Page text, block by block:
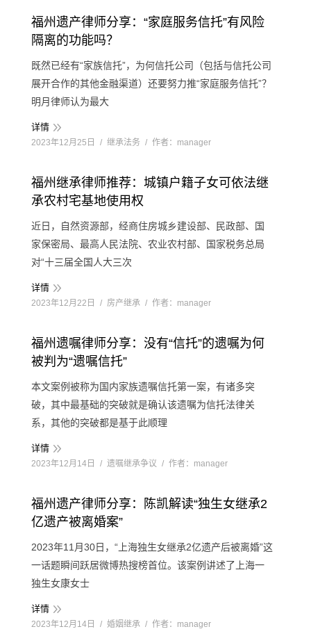
福州遗产律师分享：“家庭服务信托”有风险
隔离的功能吗？
既然已经有“家族信托”，为何信托公司（包括与信托公司
展开合作的其他金融渠道）还要努力推“家庭服务信托”？
明月律师认为最大
详情
2023年12月25日 继承法务 作者： manager
福州继承律师推荐：城镇户籍子女可依法继
承农村宅基地使用权
近日，自然资源部，经商住房城乡建设部、民政部、国
家保密局、最高人民法院、农业农村部、国家税务总局
对“十三届全国人大三次
详情
2023年12月22日 房产继承 作者： manager
福州遗嘱律师分享：没有“信托”的遗嘱为何
被判为“遗嘱信托”
本文案例被称为国内家族遗嘱信托第一案，有诸多突
破，其中最基础的突破就是确认该遗嘱为信托法律关
系，其他的突破都是基于此顺理
详情
2023年12月14日 遗嘱继承争议 作者： manager
福州遗产律师分享：陈凯解读“独生女继承2
亿遗产被离婚案”
2023年11月30日，“上海独生女继承2亿遗产后被离婚”这
一话题瞬间跃居微博热搜榜首位。该案例讲述了上海一
独生女康女士
详情
2023年12月14日 婚姻继承 作者： manager